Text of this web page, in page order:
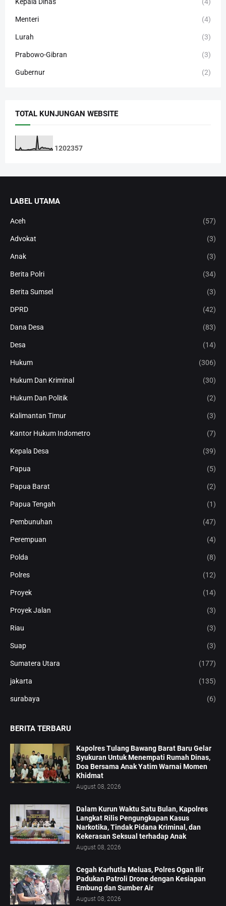
Menteri (4)
Lurah (3)
Prabowo-Gibran (3)
Gubernur (2)
TOTAL KUNJUNGAN WEBSITE
1202357
LABEL UTAMA
Aceh (57)
Advokat (3)
Anak (3)
Berita Polri (34)
Berita Sumsel (3)
DPRD (42)
Dana Desa (83)
Desa (14)
Hukum (306)
Hukum Dan Kriminal (30)
Hukum Dan Politik (2)
Kalimantan Timur (3)
Kantor Hukum Indometro (7)
Kepala Desa (39)
Papua (5)
Papua Barat (2)
Papua Tengah (1)
Pembunuhan (47)
Perempuan (4)
Polda (8)
Polres (12)
Proyek (14)
Proyek Jalan (3)
Riau (3)
Suap (3)
Sumatera Utara (177)
jakarta (135)
surabaya (6)
BERITA TERBARU
Kapolres Tulang Bawang Barat Baru Gelar
Syukuran Untuk Menempati Rumah Dinas,
Doa Bersama Anak Yatim Warnai Momen
Khidmat
August 08, 2026
Dalam Kurun Waktu Satu Bulan, Kapolres
Langkat Rilis Pengungkapan Kasus
Narkotika, Tindak Pidana Kriminal, dan
Kekerasan Seksual terhadap Anak
August 08, 2026
Cegah Karhutla Meluas, Polres Ogan Ilir
Padukan Patroli Drone dengan Kesiapan
Embung dan Sumber Air
August 08, 2026